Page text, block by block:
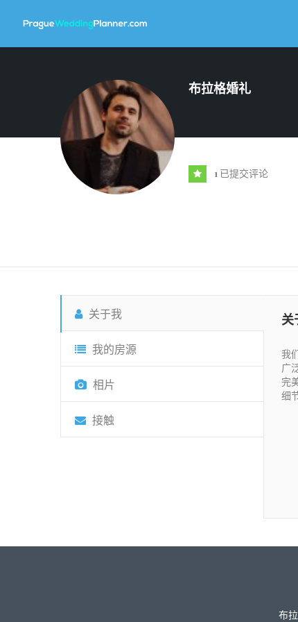
布拉格婚礼
1 已提交评论
关于我
我的房源
相片
接触
关
我
广
完
细
布